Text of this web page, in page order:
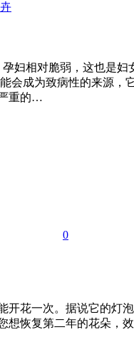
妇相对脆弱，这也是
会成为致病性的来源
重的…
0
开花一次。据说它的灯
想恢复第二年的花朵，